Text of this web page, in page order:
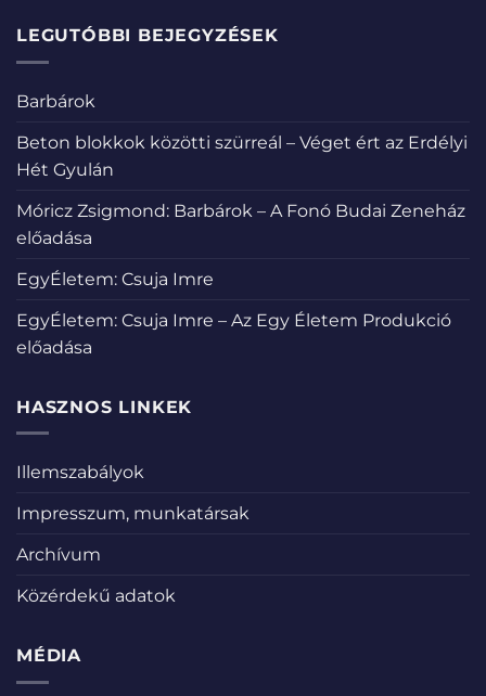
LEGUTÓBBI BEJEGYZÉSEK
Barbárok
Beton blokkok közötti szürreál – Véget ért az Erdélyi
Hét Gyulán
Móricz Zsigmond: Barbárok – A Fonó Budai Zeneház
előadása
EgyÉletem: Csuja Imre
EgyÉletem: Csuja Imre – Az Egy Életem Produkció
előadása
HASZNOS LINKEK
Illemszabályok
Impresszum, munkatársak
Archívum
Közérdekű adatok
MÉDIA